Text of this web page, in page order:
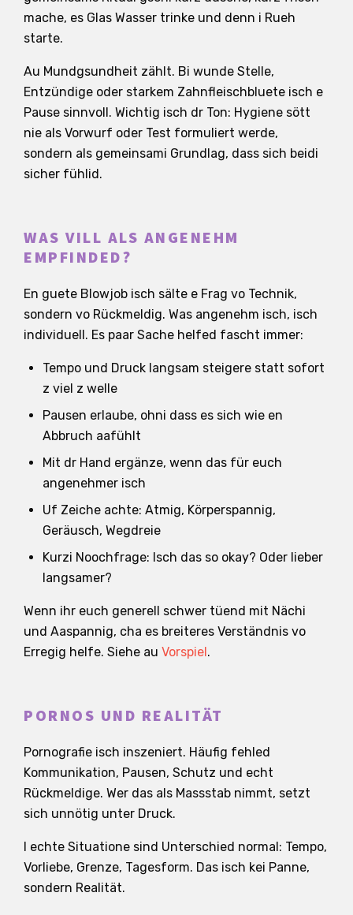
mache, es Glas Wasser trinke und denn i Rueh
starte.
Au Mundgsundheit zählt. Bi wunde Stelle,
Entzündige oder starkem Zahnfleischbluete isch e
Pause sinnvoll. Wichtig isch dr Ton: Hygiene sött
nie als Vorwurf oder Test formuliert werde,
sondern als gemeinsami Grundlag, dass sich beidi
sicher fühlid.
WAS VILL ALS ANGENEHM
EMPFINDED?
En guete Blowjob isch sälte e Frag vo Technik,
sondern vo Rückmeldig. Was angenehm isch, isch
individuell. Es paar Sache helfed fascht immer:
Tempo und Druck langsam steigere statt sofort
z viel z welle
Pausen erlaube, ohni dass es sich wie en
Abbruch aafühlt
Mit dr Hand ergänze, wenn das für euch
angenehmer isch
Uf Zeiche achte: Atmig, Körperspannig,
Geräusch, Wegdreie
Kurzi Noochfrage: Isch das so okay? Oder lieber
langsamer?
Wenn ihr euch generell schwer tüend mit Nächi
und Aaspannig, cha es breiteres Verständnis vo
Erregig helfe. Siehe au Vorspiel.
PORNOS UND REALITÄT
Pornografie isch inszeniert. Häufig fehled
Kommunikation, Pausen, Schutz und echt
Rückmeldige. Wer das als Massstab nimmt, setzt
sich unnötig unter Druck.
I echte Situatione sind Unterschied normal: Tempo,
Vorliebe, Grenze, Tagesform. Das isch kei Panne,
sondern Realität.